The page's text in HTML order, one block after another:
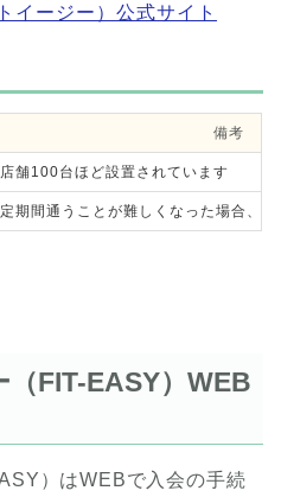
イージー）公式サイト
備考
舗100台ほど設置されています
期間通うことが難しくなった場合、
FIT-EASY）WEB
）はWEBで入会の手続